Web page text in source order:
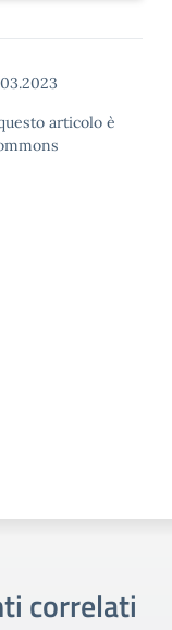
articolo è
correlati